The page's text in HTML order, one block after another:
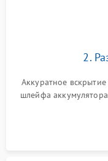
2.
Аккуратное
шлейфа
высохшей